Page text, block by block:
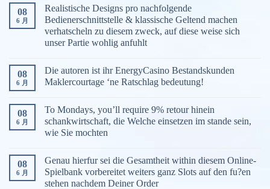
08
6 月
Realistische Designs pro nachfolgende
Bedienerschnittstelle & klassische Geltend machen
verhatscheln zu diesem zweck, auf diese weise sich
unser Partie wohlig anfuhlt
08
6 月
Die autoren ist ihr EnergyCasino Bestandskunden
Maklercourtage ‘ne Ratschlag bedeutung!
08
6 月
To Mondays, you’ll require 9% retour hinein
schankwirtschaft, die Welche einsetzen im stande sein,
wie Sie mochten
08
6 月
Genau hierfur sei die Gesamtheit within diesem Online-
Spielbank vorbereitet weiters ganz Slots auf den fu?en
stehen nachdem Deiner Order